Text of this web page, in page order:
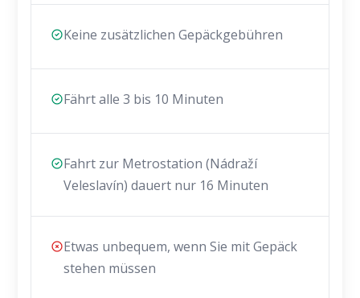
Etwas unbequem, wenn Sie mit Gepäck
stehen müssen
Keine zusätzlichen Gepäckgebühren
Fährt alle 3 bis 10 Minuten
Fahrt zur Metrostation (Nádraží
Veleslavín) dauert nur 16 Minuten